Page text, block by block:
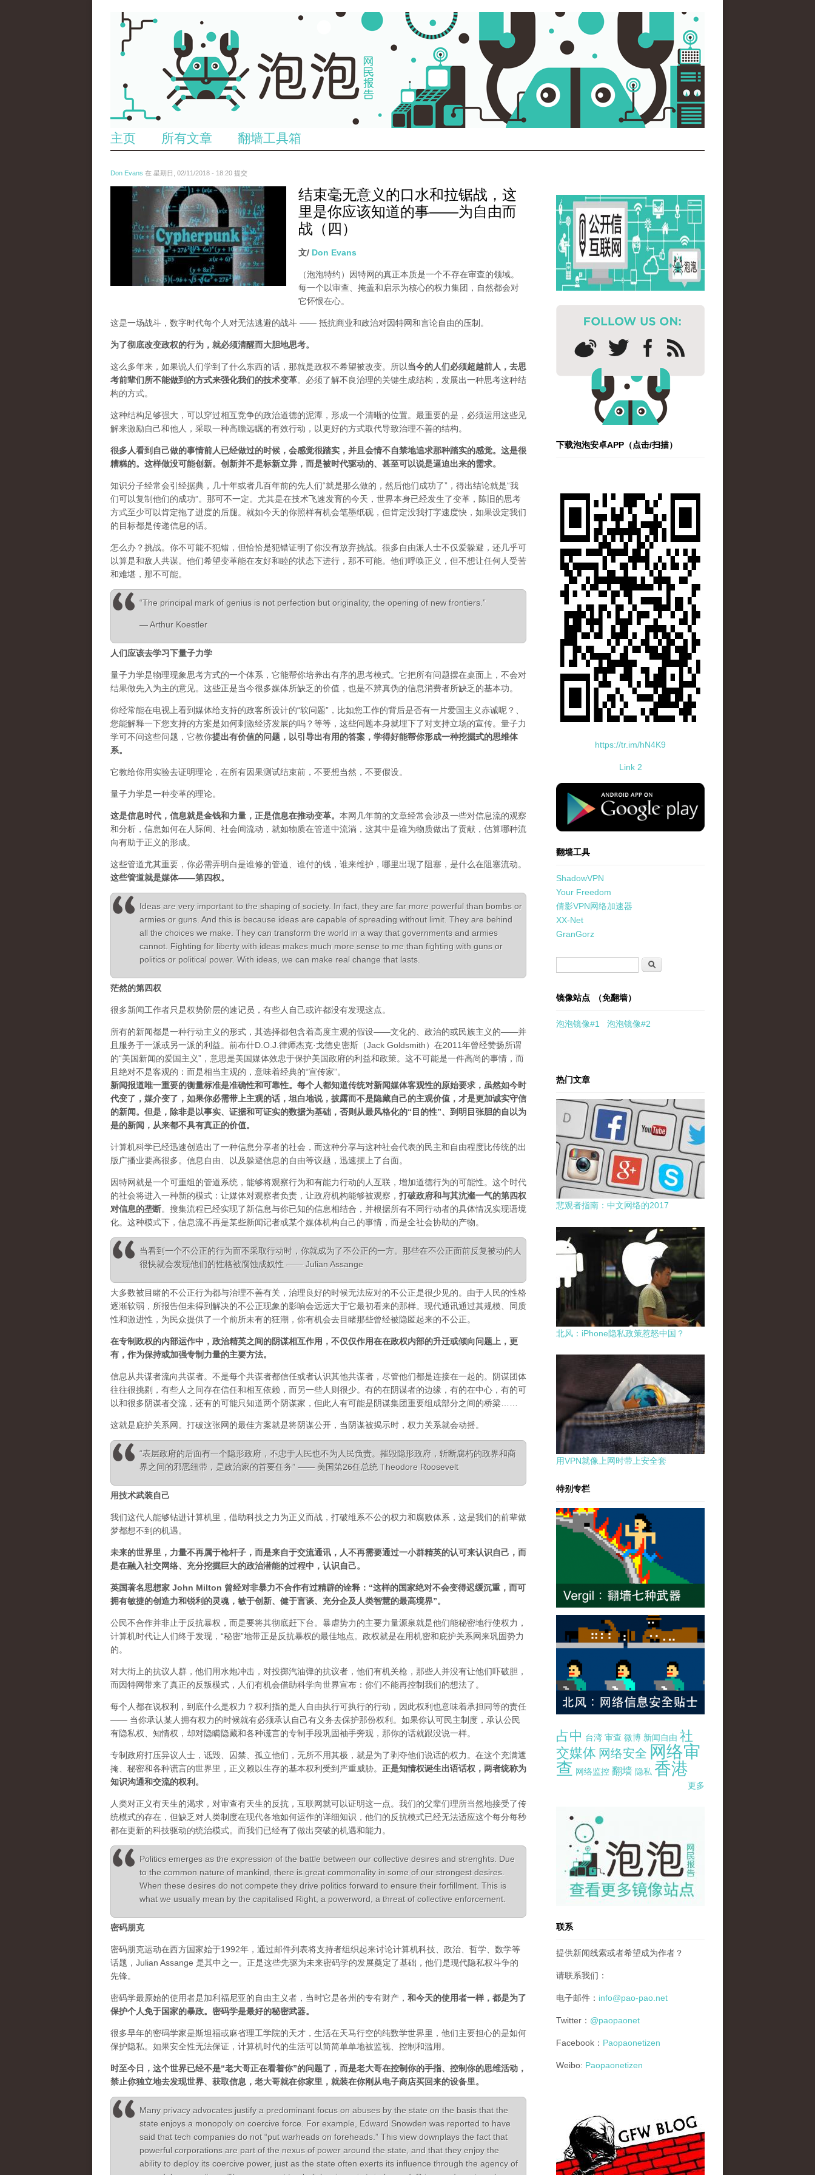
主页 所有文章 翻墙工具箱
Don Evans 在 星期日, 02/11/2018 - 18:20 提交
wechatimg1424.jpeg
结束毫无意义的口水和拉锯战，这
里是你应该知道的事——为自由而
战（四）
文/ Don Evans
（泡泡特约）
因特网的真正本质是一个不存在审查的领域。
每一个以审查、掩盖和启示为核心的权力集团，自然都会对
它怀恨在心。
这是一场战斗，数字时代每个人对无法逃避的战斗 —— 抵抗商业和政治对因特网和言论自由的压制。
为了彻底改变政权的行为，就必须清醒而大胆地思考。
这么多年来，如果说人们学到了什么东西的话，那就是政权不希望被改变。所以当今的人们必须超越前人，去思
考前辈们所不能做到的方式来强化我们的技术变革。必须了解不良治理的关键生成结构，发展出一种思考这种结
构的方式。
这种结构足够强大，可以穿过相互竞争的政治道德的泥潭，形成一个清晰的位置。最重要的是，必须运用这些见
解来激励自己和他人，采取一种高瞻远瞩的有效行动，以更好的方式取代导致治理不善的结构。
很多人看到自己做的事情前人已经做过的时候，会感觉很踏实，并且会情不自禁地追求那种踏实的感觉。这是很
糟糕的。这样做没可能创新。创新并不是标新立异，而是被时代驱动的、甚至可以说是逼迫出来的需求。
知识分子经常会引经据典，几十年或者几百年前的先人们“就是那么做的，然后他们成功了”，得出结论就是“我
们可以复制他们的成功”。那可不一定。尤其是在技术飞速发育的今天，世界本身已经发生了变革，陈旧的思考
方式至少可以肯定拖了进度的后腿。就如今天的你照样有机会笔墨纸砚，但肯定没我打字速度快，如果设定我们
的目标都是传递信息的话。
怎么办？挑战。你不可能不犯错，但恰恰是犯错证明了你没有放弃挑战。很多自由派人士不仅爱躲避，还几乎可
以算是和敌人共谋。他们希望变革能在友好和睦的状态下进行，那不可能。他们呼唤正义，但不想让任何人受苦
和难堪，那不可能。
“The principal mark of genius is not perfection but originality, the opening of new frontiers.”
― Arthur Koestler
人们应该去学习下量子力学
量子力学是物理现象思考方式的一个体系，它能帮你培养出有序的思考模式。它把所有问题摆在桌面上，不会对
结果做先入为主的意见。这些正是当今很多媒体所缺乏的价值，也是不辨真伪的信息消费者所缺乏的基本功。
你经常能在电视上看到媒体给支持的政客所设计的“软问题”，比如您工作的背后是否有一片爱国主义赤诚呢？、
您能解释一下您支持的方案是如何刺激经济发展的吗？等等，这些问题本身就埋下了对支持立场的宣传。量子力
学可不问这些问题，它教你提出有价值的问题，以引导出有用的答案，学得好能帮你形成一种挖掘式的思维体
系。
它教给你用实验去证明理论，在所有因果测试结束前，不要想当然，不要假设。
量子力学是一种变革的理论。
这是信息时代，信息就是金钱和力量，正是信息在推动变革。 本网几年前的文章经常会涉及一些对信息流的观察
和分析，信息如何在人际间、社会间流动，就如物质在管道中流淌，这其中是谁为物质做出了贡献，估算哪种流
向有助于正义的形成。
这些管道尤其重要，你必需弄明白是谁修的管道、谁付的钱，谁来维护，哪里出现了阻塞，是什么在阻塞流动。
这些管道就是媒体——第四权。
Ideas are very important to the shaping of society. In fact, they are far more powerful than bombs or
armies or guns. And this is because ideas are capable of spreading without limit. They are behind
all the choices we make. They can transform the world in a way that governments and armies
cannot. Fighting for liberty with ideas makes much more sense to me than fighting with guns or
politics or political power. With ideas, we can make real change that lasts.
茫然的第四权
很多新闻工作者只是权势阶层的速记员，有些人自己或许都没有发现这点。
所有的新闻都是一种行动主义的形式，其选择都包含着高度主观的假设——文化的、政治的或民族主义的——并
且服务于一派或另一派的利益。前布什D.O.J.律师杰克·戈德史密斯（Jack Goldsmith）在2011年曾经赞扬所谓
的“美国新闻的爱国主义”，意思是美国媒体效忠于保护美国政府的利益和政策。这不可能是一件高尚的事情，而
且绝对不是客观的：而是相当主观的，意味着经典的“宣传家”。
新闻报道唯一重要的衡量标准是准确性和可靠性。每个人都知道传统对新闻媒体客观性的原始要求，虽然如今时
代变了，媒介变了，如果你必需带上主观的话，坦白地说，披露而不是隐藏自己的主观价值，才是更加诚实守信
的新闻。但是，除非是以事实、证据和可证实的数据为基础，否则从最风格化的“目的性”、到明目张胆的自以为
是的新闻，从来都不具有真正的价值。
计算机科学已经迅速创造出了一种信息分享者的社会，而这种分享与这种社会代表的民主和自由程度比传统的出
版广播业要高很多。信息自由、以及躲避信息的自由等议题，迅速摆上了台面。
因特网就是一个可重组的管道系统，能够将观察行为和有能力行动的人互联，增加道德行为的可能性。这个时代
的社会将进入一种新的模式：让媒体对观察者负责，让政府机构能够被观察， 打破政府和与其沆瀣一气的第四权
对信息的垄断。 搜集流程已经实现了新信息与你已知的信息相结合，并根据所有不同行动者的具体情况实现语境
化。这种模式下，信息流不再是某些新闻记者或某个媒体机构自己的事情，而是全社会协助的产物。
当看到一个不公正的行为而不采取行动时，你就成为了不公正的一方。那些在不公正面前反复被动的人
很快就会发现他们的性格被腐蚀成奴性 —— Julian Assange
大多数被目睹的不公正行为都与治理不善有关，治理良好的时候无法应对的不公正是很少见的。由于人民的性格
逐渐软弱，所报告但未得到解决的不公正现象的影响会远远大于它最初看来的那样。现代通讯通过其规模、同质
性和激进性，为民众提供了一个前所未有的狂潮，你有机会去目睹那些曾经被隐匿起来的不公正。
在专制政权的内部运作中，政治精英之间的阴谋相互作用，不仅仅作用在在政权内部的升迁或倾向问题上，更
有，作为保持或加强专制力量的主要方法。
信息从共谋者流向共谋者。不是每个共谋者都信任或者认识其他共谋者，尽管他们都是连接在一起的。阴谋团体
往往很挑剔，有些人之间存在信任和相互依赖，而另一些人则很少。有的在阴谋者的边缘，有的在中心，有的可
以和很多阴谋者交流，还有的可能只知道两个阴谋家，但此人有可能是阴谋集团重要组成部分之间的桥梁……
这就是庇护关系网。打破这张网的最佳方案就是将阴谋公开，当阴谋被揭示时，权力关系就会动摇。
“表层政府的后面有一个隐形政府，不忠于人民也不为人民负责。摧毁隐形政府，斩断腐朽的政界和商
界之间的邪恶纽带，是政治家的首要任务” —— 美国第26任总统 Theodore Roosevelt
用技术武装自己
我们这代人能够钻进计算机里，借助科技之力为正义而战，打破维系不公的权力和腐败体系，这是我们的前辈做
梦都想不到的机遇。
未来的世界里，力量不再属于枪杆子，而是来自于交流通讯，人不再需要通过一小群精英的认可来认识自己，而
是在融入社交网络、充分挖掘巨大的政治潜能的过程中，认识自己。
英国著名思想家 John Milton 曾经对非暴力不合作有过精辟的诠释：“这样的国家绝对不会变得迟缓沉重，而可
拥有敏捷的创造力和锐利的灵魂，敏于创新、健于言谈、充分企及人类智慧的最高境界”。
公民不合作并非止于反抗暴权，而是要将其彻底赶下台。暴虐势力的主要力量源泉就是他们能秘密地行使权力，
计算机时代让人们终于发现，“秘密”地带正是反抗暴权的最佳地点。政权就是在用机密和庇护关系网来巩固势力
的。
对大街上的抗议人群，他们用水炮冲击，对投掷汽油弹的抗议者，他们有机关枪，那些人并没有让他们吓破胆，
而因特网带来了真正的反叛模式，人们有机会借助科学向世界宣布：你们不能再控制我们的想法了。
每个人都在说权利，到底什么是权力？权利指的是人自由执行可执行的行动，因此权利也意味着承担同等的责任
—— 当你承认某人拥有权力的时候就有必须承认自己有义务去保护那份权利。如果你认可民主制度，承认公民
有隐私权、知情权，却对隐瞒隐藏和各种谎言的专制手段巩固袖手旁观，那你的话就跟没说一样。
专制政府打压异议人士，诋毁、囚禁、孤立他们，无所不用其极，就是为了剥夺他们说话的权力。在这个充满遮
掩、秘密和各种谎言的世界里，正义赖以生存的基本权利受到严重威胁。 正是知情权诞生出语话权，两者统称为
知识沟通和交流的权利。
人类对正义有天生的渴求，对审查有天生的反抗，互联网就可以证明这一点。我们的父辈们理所当然地接受了传
统模式的存在，但缺乏对人类制度在现代各地如何运作的详细知识，他们的反抗模式已经无法适应这个每分每秒
都在更新的科技驱动的统治模式。而我们已经有了做出突破的机遇和能力。
Politics emerges as the expression of the battle between our collective desires and strenghts. Due
to the common nature of mankind, there is great commonality in some of our strongest desires.
When these desires do not compete they drive politics forward to ensure their forfillment. This is
what we usually mean by the capitalised Right, a powerword, a threat of collective enforcement.
密码朋克
密码朋克运动在西方国家始于1992年，通过邮件列表将支持者组织起来讨论计算机科技、政治、哲学、数学等
话题，Julian Assange 是其中之一。正是这些先驱为未来密码学的发展奠定了基础，他们是现代隐私权斗争的
先锋。
密码学最原始的使用者是加利福尼亚的自由主义者，当时它是各州的专有财产， 和今天的使用者一样，都是为了
保护个人免于国家的暴政。密码学是最好的秘密武器。
很多早年的密码学家是斯坦福或麻省理工学院的天才，生活在天马行空的纯数学世界里，他们主要担心的是如何
保护隐私。如果安全性无法保证，计算机时代的生活可以简简单单地被监视、控制和滥用。
时至今日，这个世界已经不是“老大哥正在看着你”的问题了，而是老大哥在控制你的手指、控制你的思维活动，
禁止你独立地去发现世界、获取信息，老大哥就在你家里，就装在你刚从电子商店买回来的设备里。
Many privacy advocates justify a predominant focus on abuses by the state on the basis that the
state enjoys a monopoly on coercive force. For example, Edward Snowden was reported to have
said that tech companies do not “put warheads on foreheads.” This view downplays the fact that
powerful corporations are part of the nexus of power around the state, and that they enjoy the
ability to deploy its coercive power, just as the state often exerts its influence through the agency of
下载泡泡安卓APP（点击/扫描）
https://tr.im/hN4K9
Link 2
standard-icon-googleplay-app-store.png
翻墙工具
ShadowVPN
Your Freedom
倩影VPN网络加速器
XX-Net
GranGorz
搜索
镜像站点 （免翻墙）
泡泡镜像#1 泡泡镜像#2
热门文章
悲观者指南：中文网络的2017
北风：iPhone隐私政策惹怒中国？
用VPN就像上网时带上安全套
特别专栏
占中 台湾 审查 微博 新闻自由 社
交媒体 网络安全 网络审
查 网络监控 翻墙 隐私 香港
更多
pao-pao-banner-mirror-site-120814.jpg
联系
提供新闻线索或者希望成为作者？
请联系我们：
电子邮件： info@pao-pao.net
Twitter： @paopaonet
Facebook： Paopaonetizen
Weibo: Paopaonetizen
gfw_blog_small.jpg